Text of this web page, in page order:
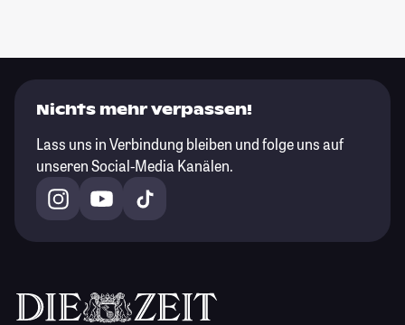
Nichts mehr verpassen!
Lass uns in Verbindung bleiben und folge uns auf
unseren Social-Media Kanälen.